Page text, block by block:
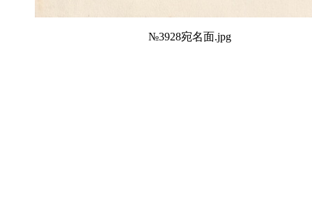
№3928宛名面.jpg